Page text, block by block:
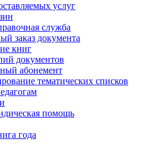
услуг
служба
заказ документа
книг
документов
абонемент
тематических списков
помощь
года